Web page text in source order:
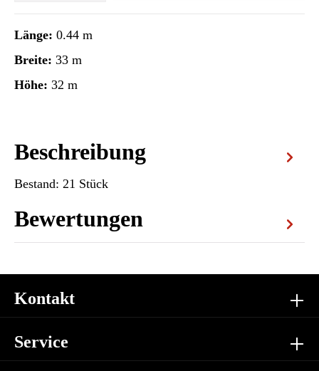
Länge: 0.44 m
Breite: 33 m
Höhe: 32 m
Beschreibung
Bestand: 21 Stück
Bewertungen
Kontakt
Service